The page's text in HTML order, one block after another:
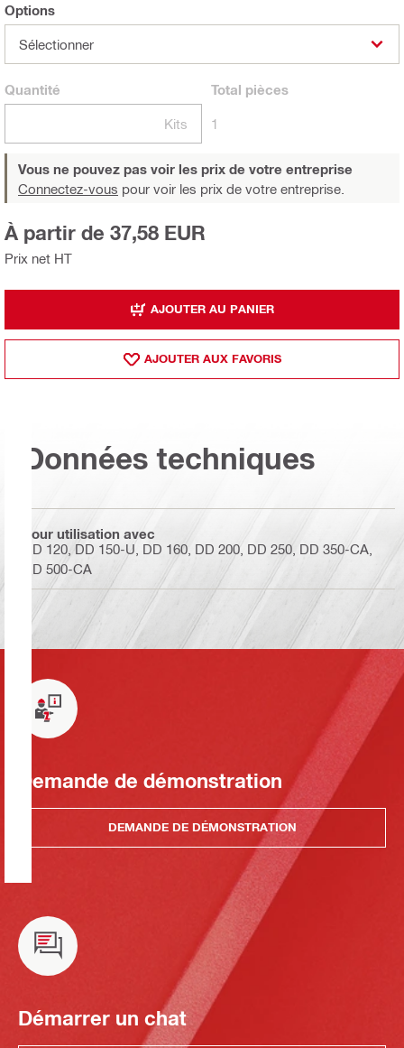
Options
Sélectionner
Quantité
Kits
Total pièces
1
Vous ne pouvez pas voir les prix de votre entreprise
Connectez-vous pour voir les prix de votre entreprise.
Prix net HT
À partir de 37,58 EUR
AJOUTER AU PANIER
AJOUTER AUX FAVORIS
Données techniques
Pour utilisation avec
DD 120, DD 150-U, DD 160, DD 200, DD 250, DD 350-CA,
DD 500-CA
Demande de démonstration
DEMANDE DE DÉMONSTRATION
Démarrer un chat